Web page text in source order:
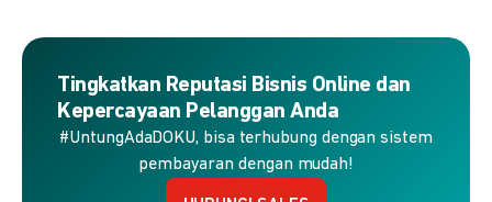
Tingkatkan Reputasi Bisnis Online dan
Kepercayaan Pelanggan Anda
#UntungAdaDOKU, bisa terhubung dengan sistem
pembayaran dengan mudah!